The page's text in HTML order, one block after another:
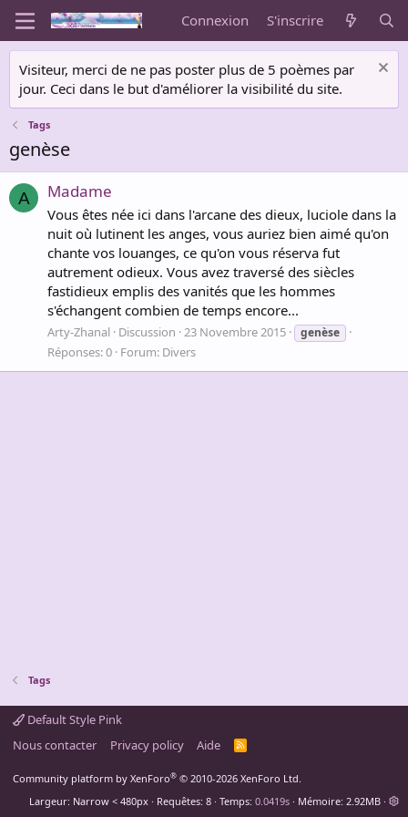
Connexion S'inscrire
Visiteur, merci de ne pas poster plus de 5 poèmes par
jour. Ceci dans le but d'améliorer la visibilité du site.
Tags
genèse
A Madame
Vous êtes née ici dans l'arcane des dieux, luciole dans la
nuit où lutinent les anges, vous auriez bien aimé qu'on
chante vos louanges, ce qu'on vous réserva fut
autrement odieux. Vous avez traversé des siècles
fastidieux emplis des vanités que les hommes
s'échangent combien de temps encore...
Arty-Zhanal Discussion 23 Novembre 2015 genèse
Réponses: 0 Forum: Divers
Tags
Default Style Pink
Nous contacter
Privacy policy Aide
R
Community platform by XenForo® © 2010-2026 XenForo Ltd.
Largeur
Requêtes 8 Temps 0.0419s Mémoire 2.92MB